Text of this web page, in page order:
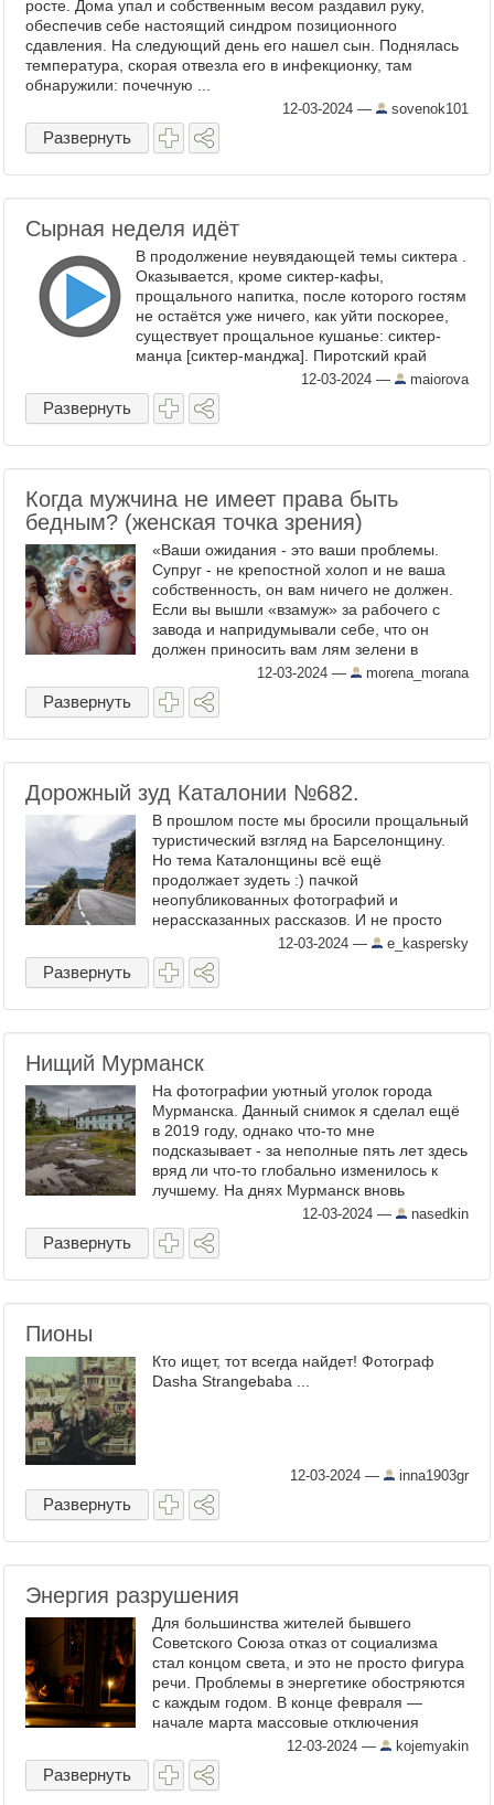
росте. Дома упал и собственным весом раздавил руку,
обеспечив себе настоящий синдром позиционного
сдавления. На следующий день его нашел сын. Поднялась
температура, скорая отвезла его в инфекционку, там
обнаружили: почечную ...
12-03-2024 — sovenok101
Развернуть
Сырная неделя идёт
В продолжение неувядающей темы сиктера .
Оказывается, кроме сиктер-кафы,
прощального напитка, после которого гостям
не остаётся уже ничего, как уйти поскорее,
существует прощальное кушанье: сиктер-
манџа [сиктер-манджа]. Пиротский край
славится своим сыром. Если увидите в
продаже ...
12-03-2024 — maiorova
Развернуть
Когда мужчина не имеет права быть
бедным? (женская точка зрения)
«Ваши ожидания - это ваши проблемы.
Супруг - не крепостной холоп и не ваша
собственность, он вам ничего не должен.
Если вы вышли «взамуж» за рабочего с
завода и напридумывали себе, что он
должен приносить вам лям зелени в
месяц, то будьте готовы к столкновению с
жестокой ...
12-03-2024 — morena_morana
Развернуть
Дорожный зуд Каталонии №682.
В прошлом посте мы бросили прощальный
туристический взгляд на Барселонщину.
Но тема Каталонщины всё ещё
продолжает зудеть :) пачкой
неопубликованных фотографий и
нерассказанных рассказов. И не просто
рассказов, а натуральных дорожных
впечатлений. Ну люблю я взять машину и,
насколько ...
12-03-2024 — e_kaspersky
Развернуть
Нищий Мурманск
На фотографии уютный уголок города
Мурманска. Данный снимок я сделал ещё
в 2019 году, однако что-то мне
подсказывает - за неполные пять лет здесь
вряд ли что-то глобально изменилось к
лучшему. На днях Мурманск вновь
напомнил о себе. Несмотря на статус
города как крупнейшего ...
12-03-2024 — nasedkin
Развернуть
Пионы
Кто ищет, тот всегда найдет! Фотограф
Dasha Strangebaba ...
12-03-2024 — inna1903gr
Развернуть
Энергия разрушения
Для большинства жителей бывшего
Советского Союза отказ от социализма
стал концом света, и это не просто фигура
речи. Проблемы в энергетике обостряются
с каждым годом. В конце февраля —
начале марта массовые отключения
погрузили во тьму Узбекистан и
Таджикистан. То, что климат в ...
12-03-2024 — kojemyakin
Развернуть